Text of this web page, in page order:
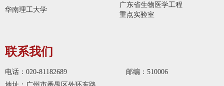
华南理工大学
广东省生物医学工程
重点实验室
联系我们
电话：020-81182689
邮编：510006